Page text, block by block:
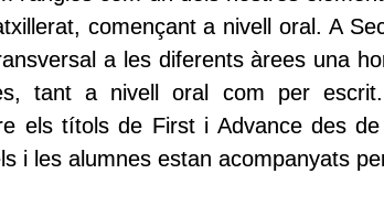
començant a nivell oral. A
a les diferents àrees una
tant a nivell oral com per
els títols de First i Advance des
i les alumnes estan acompanyats